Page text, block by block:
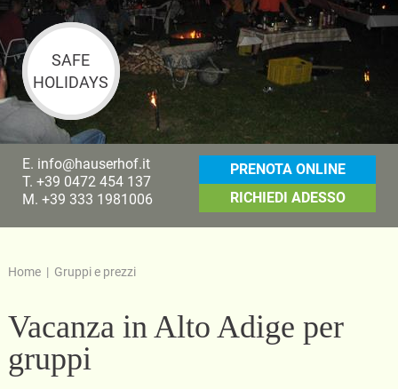
SAFE
HOLIDAYS
E. info@hauserhof.it
T. +39 0472 454 137
M. +39 333 1981006
PRENOTA ONLINE
RICHIEDI ADESSO
Home| Gruppi e prezzi
Vacanza in Alto Adige per
gruppi